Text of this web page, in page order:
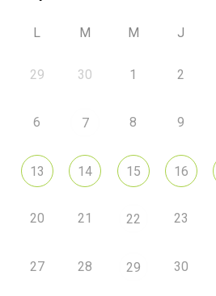
L M M J
29 30 1 2
6 7 8 9
13 14 15 16
20 21 22 23
27 28 29 30